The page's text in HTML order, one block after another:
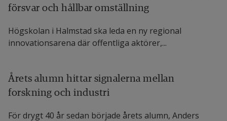
försvar och hållbar omställning
Högskolan i Halmstad ska leda en ny regional
innovationsarena där offentliga aktörer,...
Årets alumn hittar signalerna mellan
forskning och industri
För drygt 40 år sedan började årets alumn, Anders